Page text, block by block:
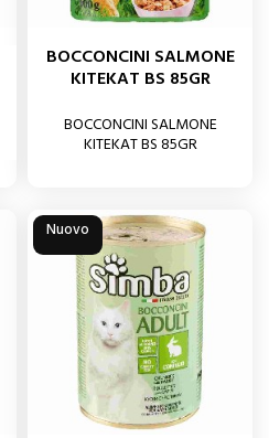
BOCCONCINI SALMONE
KITEKAT BS 85GR
BOCCONCINI SALMONE
KITEKAT BS 85GR
Nuovo